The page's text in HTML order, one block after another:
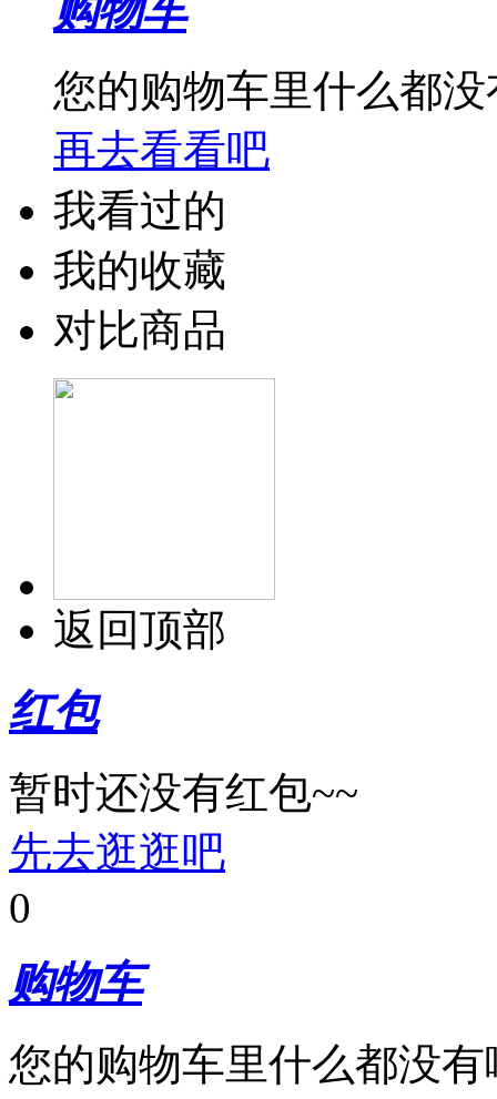
购物车
您的购物车里什么都没
再去看看吧
我看过的
我的收藏
对比商品
返回顶部
红包
暂时还没有红包~~
先去逛逛吧
0
购物车
您的购物车里什么都没有